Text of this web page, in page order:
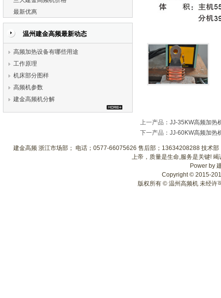
上一产品 ： JJ-35KW高频加热
下一产品 ： JJ-60KW高频加热
最新优惠
温州建金高频最新动态
高频加热设备有哪些用途
工作原理
机床部分图样
高频机参数
建金高频机分解
建金高频 浙江市场部； 电话；0577-66075626 售后部；13634208288 技术
上帝，质量是生命,服务是关键!
Power by
Copyright © 2015-
版权所有 © 温州高频机 未经许